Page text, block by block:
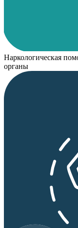
Наркологическая
органы